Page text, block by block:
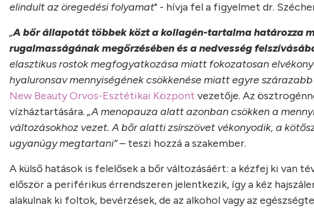
elindult az öregedési folyamat" - hívja fel a figyelmet dr.
„A bőr állapotát többek közt a kollagén-tartalma határozza
rugalmasságának megőrzésében és a nedvesség
elasztikus rostok megfogyatkozása miatt fokozatosan
hyaluronsav mennyiségének csökkenése miatt egyre
New Beauty Orvos-Esztétikai Központ vezetője. Az
vízháztartására. „A menopauza alatt azonban csökken a
változásokhoz vezet. A bőr alatti zsírszövet vékonyodik, a
ugyanúgy megtartani”– teszi hozzá a szakember.
A külső hatások is felelősek a bőr változásáért: a kézfej ki van
először a periférikus érrendszeren jelentkezik, így a kéz
alakulnak ki foltok, bevérzések, de az alkohol vagy az